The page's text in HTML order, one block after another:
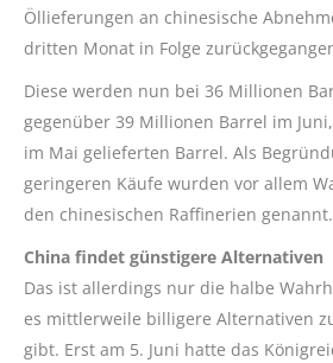
Öllieferungen an chinesische
dritten Monat in Folge
Diese werden nun bei 36 Millionen
gegenüber 39 Millionen Barrel im
im Mai gelieferten Barrel. Als
geringeren Käufe wurden vor allem
den chinesischen Raffinerien genannt.
China findet günstigere Alternativen
Das ist allerdings nur die halbe
es mittlerweile billigere Alternativen
gibt. Erst am 5. Juni hatte das